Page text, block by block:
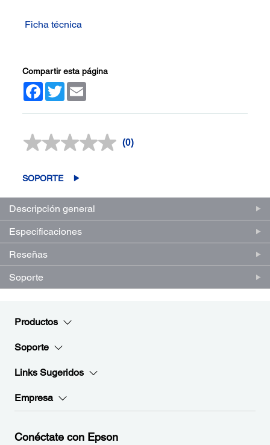
Ficha técnica
Compartir esta página
Facebook
Twitter
Sin
misma
(0)
SOPORTE
Descripción general
Especificaciones
Reseñas
Soporte
Productos
Soporte
Links Sugeridos
Empresa
Conéctate con Epson